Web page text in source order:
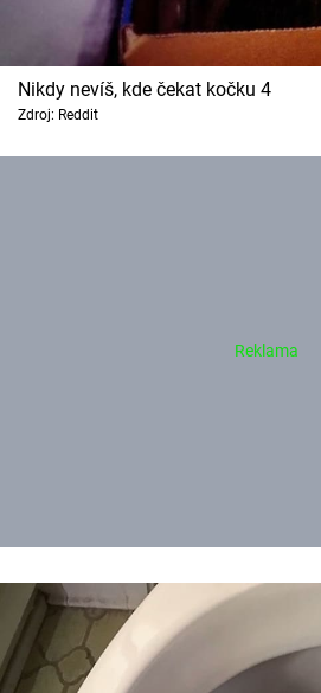
Nikdy nevíš, kde čekat kočku 4
Zdroj: Reddit